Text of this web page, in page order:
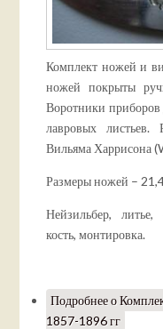
Комплект ножей и
ножей покрыты
Воротники
лавровых листьев.
Вильяма Харрисона
Размеры ножей –
Нейзильбер, литье,
кость, монтировка.
Подробнеео
1857-1896 гг